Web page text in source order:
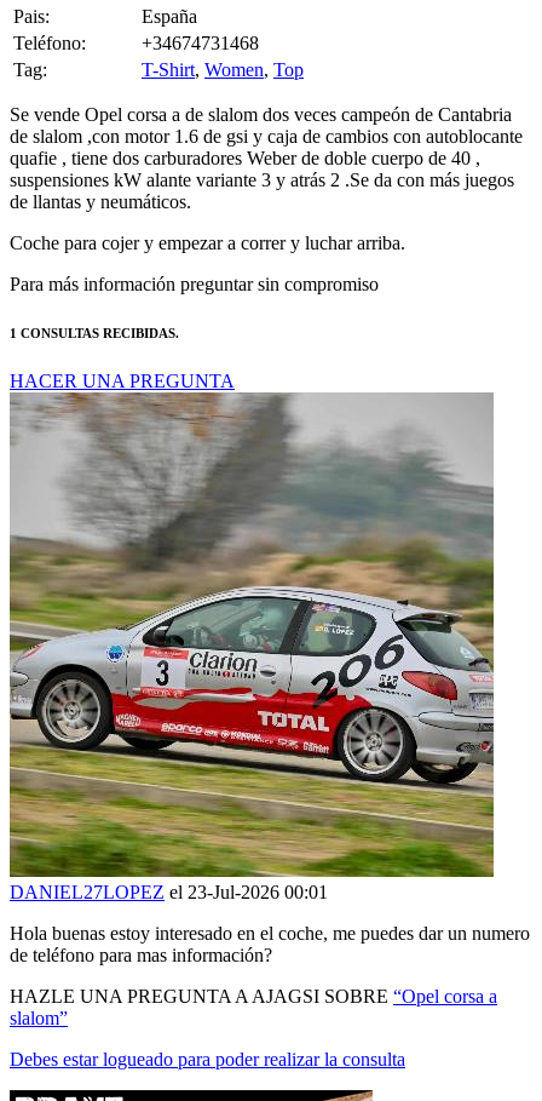
Teléfono:
+34674731468
Tag:
T-Shirt,Women
Se vende Opel corsa a de slalom dos veces campeón de Cantabria
de slalom ,con motor 1.6 de gsi y caja de cambios con autoblocante
quafie , tiene dos carburadores Weber de doble cuerpo de 40 ,
suspensiones kW alante variante 3 y atrás 2 .Se da con más juegos
de llantas y neumáticos.
Coche para cojer y empezar a correr y luchar arriba.
Para más información preguntar sin compromiso
DANIEL27LOPEZ el 23-Jul-2026 00:01
Hola buenas estoy interesado en el coche, me puedes dar un numero
de teléfono para mas información?
HAZLE UNA PREGUNTA A AJAGSI SOBRE
slalom”
Debes estar logueado para poder realizar la consulta